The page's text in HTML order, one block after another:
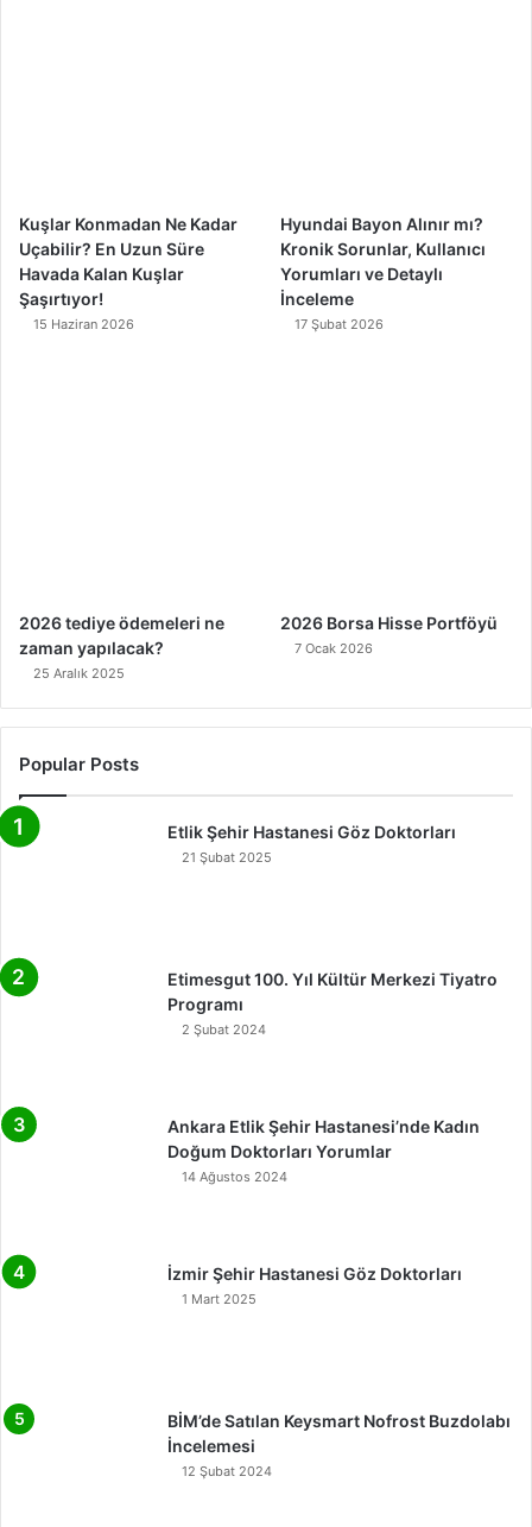
Kuşlar Konmadan Ne Kadar
Uçabilir? En Uzun Süre
Havada Kalan Kuşlar
Şaşırtıyor!
15 Haziran 2026
Hyundai Bayon Alınır mı?
Kronik Sorunlar, Kullanıcı
Yorumları ve Detaylı
İnceleme
17 Şubat 2026
2026 tediye ödemeleri ne
zaman yapılacak?
25 Aralık 2025
2026 Borsa Hisse Portföyü
7 Ocak 2026
Popular Posts
Etlik Şehir Hastanesi Göz Doktorları
21 Şubat 2025
Etimesgut 100. Yıl Kültür Merkezi Tiyatro
Programı
2 Şubat 2024
Ankara Etlik Şehir Hastanesi’nde Kadın
Doğum Doktorları Yorumlar
14 Ağustos 2024
İzmir Şehir Hastanesi Göz Doktorları
1 Mart 2025
BİM’de Satılan Keysmart Nofrost Buzdolabı
İncelemesi
12 Şubat 2024